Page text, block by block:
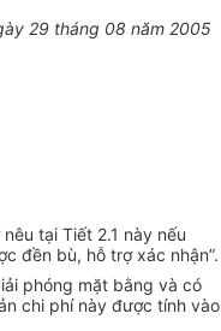
29 tháng 08 năm 2005
tại Tiết 2.1 này nếu
đền bù, hỗ trợ xác nhận”.
phóng mặt bằng và có
chi phí này được tính vào